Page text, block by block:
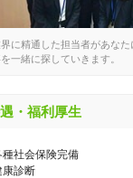
に精通した担当者があなた
一緒に探していきます。
・福利厚生
社会保険完備
診断